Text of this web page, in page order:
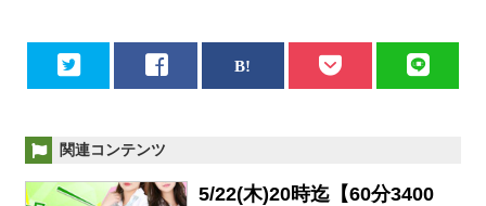
関連コンテンツ
5/22(木)20時迄【60分3400